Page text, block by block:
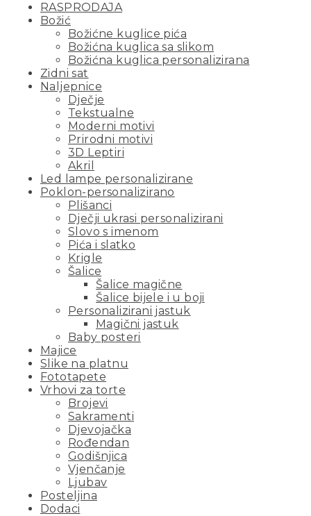
RASPRODAJA
Božić
Božićne kuglice pića
Božićna kuglica sa slikom
Božićna kuglica personalizirana
Zidni sat
Naljepnice
Dječje
Tekstualne
Moderni motivi
Prirodni motivi
3D Leptiri
Akril
Led lampe personalizirane
Poklon-personalizirano
Plišanci
Dječji ukrasi personalizirani
Slovo s imenom
Pića i slatko
Krigle
Šalice
Šalice magične
Šalice bijele i u boji
Personalizirani jastuk
Magični jastuk
Baby posteri
Majice
Slike na platnu
Fototapete
Vrhovi za torte
Brojevi
Sakramenti
Djevojačka
Rođendan
Godišnjica
Vjenčanje
Ljubav
Posteljina
Dodaci